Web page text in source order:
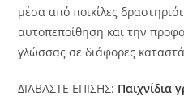
μέσα από ποικίλες
αυτοπεποίθηση και την
γλώσσας σε διάφορες
ΔΙΑΒΑΣΤΕ ΕΠΙΣΗΣ: Παιχνίδια